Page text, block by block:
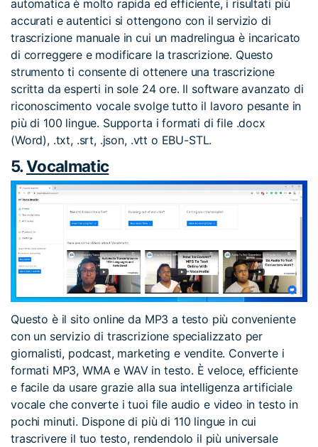
automatica è molto rapida ed efficiente, i risultati più
accurati e autentici si ottengono con il servizio di
trascrizione manuale in cui un madrelingua è incaricato
di correggere e modificare la trascrizione. Questo
strumento ti consente di ottenere una trascrizione
scritta da esperti in sole 24 ore. Il software avanzato di
riconoscimento vocale svolge tutto il lavoro pesante in
più di 100 lingue. Supporta i formati di file .docx
(Word), .txt, .srt, .json, .vtt o EBU-STL.
5.Vocalmatic
Questo è il sito online da MP3 a testo più conveniente
con un servizio di trascrizione specializzato per
giornalisti, podcast, marketing e vendite. Converte i
formati MP3, WMA e WAV in testo. È veloce, efficiente
e facile da usare grazie alla sua intelligenza artificiale
vocale che converte i tuoi file audio e video in testo in
pochi minuti. Dispone di più di 110 lingue in cui
trascrivere il tuo testo, rendendolo il più universale